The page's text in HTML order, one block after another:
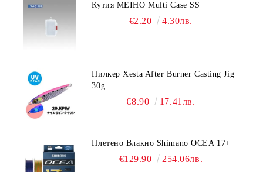
Кутия MEIHO Multi Case SS
€2.20 4.30лв.
Пилкер Xesta After Burner Casting Jig
30g.
€8.90 17.41лв.
Плетено Влакно Shimano OCEA 17+
€129.90 254.06лв.